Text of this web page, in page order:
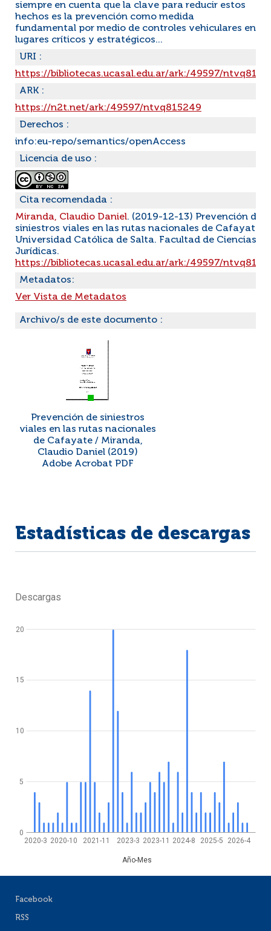
siempre en cuenta que la clave para reducir estos
hechos es la prevención como medida
fundamental por medio de controles vehiculares en
lugares críticos y estratégicos...
URI :
https://bibliotecas.ucasal.edu.ar/ark:/49597/
ARK :
https://n2t.net/ark:/49597/ntvq815249
Derechos :
info:eu-repo/semantics/openAccess
Licencia de uso :
Cita recomendada :
Miranda, Claudio Daniel. (2019-12-13) Prevención de
siniestros viales en las rutas nacionales de Cafayate.
Universidad Católica de Salta. Facultad de Ciencias
Jurídicas.
https://bibliotecas.ucasal.edu.ar/ark:/49597/
Metadatos:
Ver Vista de Metadatos
Archivo/s de este documento :
Prevención de siniestros
viales en las rutas nacionales
de Cafayate / Miranda,
Claudio Daniel (2019)
Adobe Acrobat PDF
Estadísticas de descargas
Descargas
2020-3 2020-10 2021-11 2023-3 2023-11 2024-8 2025-5 2026-4
Año-Mes
0
5
10
15
20
Facebook
RSS